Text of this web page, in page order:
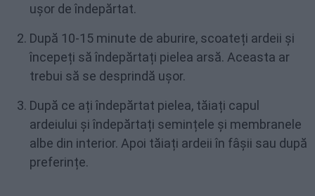
ușor de îndepărtat.
După 10-15 minute de aburire, scoateți ardeii și
începeți să îndepărtați pielea arsă. Aceasta ar
trebui să se desprindă ușor.
După ce ați îndepărtat pielea, tăiați capul
ardeiului și îndepărtați semințele și membranele
albe din interior. Apoi tăiați ardeii în fâșii sau după
preferințe.